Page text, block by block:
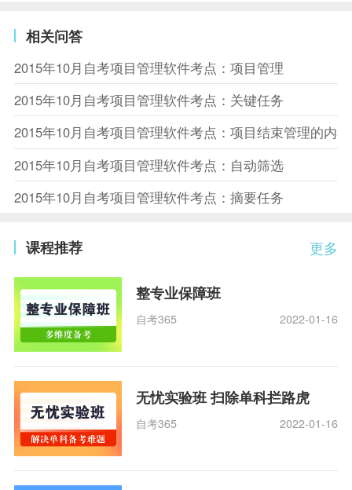
相关问答
2015年10月自考项目管理软件考点：项目管理
2015年10月自考项目管理软件考点：关键任务
2015年10月自考项目管理软件考点：项目结束管理的内容
2015年10月自考项目管理软件考点：自动筛选
2015年10月自考项目管理软件考点：摘要任务
更多
课程推荐
整专业保障班
自考365 2022-01-16
无忧实验班 扫除单科拦路虎
自考365 2022-01-16